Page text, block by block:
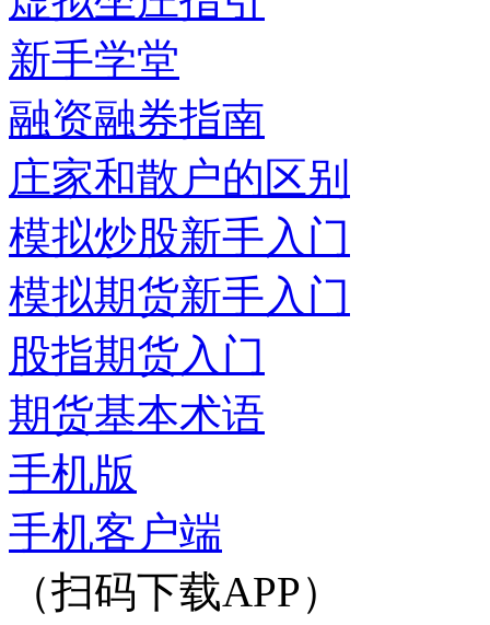
新手学堂
融资融券指南
庄家和散户的区别
模拟炒股新手入门
模拟期货新手入门
股指期货入门
期货基本术语
手机版
手机客户端
（扫码下载APP）